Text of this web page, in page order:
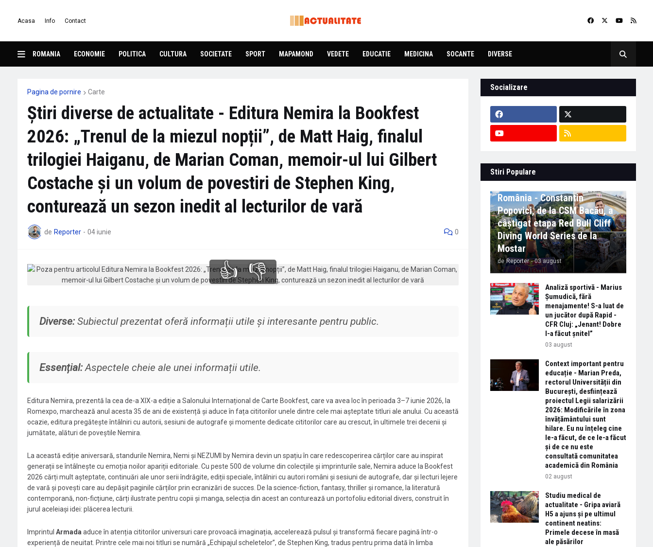
Acasa Info Contact
ROMANIA ECONOMIE POLITICA CULTURA SOCIETATE SPORT MAPAMOND VEDETE EDUCATIE MEDICINA SOCANTE DIVERSE
Pagina de pornire Carte
Știri diverse de actualitate - Editura Nemira la Bookfest
2026: „Trenul de la miezul nopții”, de Matt Haig, finalul
trilogiei Haiganu, de Marian Coman, memoir-ul lui Gilbert
Costache și un volum de povestiri de Stephen King,
conturează un sezon inedit al lecturilor de vară
de Reporter - 04 iunie 0
👍 👎
Diverse:Subiectul prezentat oferă informații utile și interesante pentru public.
Essențial:Aspectele cheie ale unei informații utile.
Editura Nemira, prezentă la cea de-a XIX-a ediție a Salonului Internațional de Carte Bookfest, care va avea loc în perioada 3–7 iunie 2026, la
Romexpo, marchează anul acesta 35 de ani de existență și aduce în fața cititorilor unele dintre cele mai așteptate titluri ale anului. Cu această
ocazie, editura pregătește întâlniri cu autorii, sesiuni de autografe și momente dedicate cititorilor care au crescut, în ultimele trei decenii și
jumătate, alături de poveștile Nemira.
La această ediție aniversară, standurile Nemira, Nemi și NEZUMI by Nemira devin un spațiu în care redescoperirea cărților care au inspirat
generații se întâlnește cu emoția noilor apariții editoriale. Cu peste 500 de volume din colecțiile și imprinturile sale, Nemira aduce la Bookfest
2026 cărți mult așteptate, continuări ale unor serii îndrăgite, ediții speciale, întâlniri cu autori români și sesiuni de autografe, dar și lecturi lejere
de vară și povești care au depășit paginile cărților prin ecranizări de succes. De la science-fiction, fantasy, thriller și romance, la literatură
contemporană, non-ficțiune, cărți ilustrate pentru copii și manga, selecția din acest an conturează un portofoliu editorial divers, construit în
jurul aceleiași idei: plăcerea lecturii.
Imprintul Armada aduce în atenția cititorilor universuri care provoacă imaginația, accelerează pulsul și transformă fiecare pagină într-o
experiență de neuitat. Printre cele mai noi titluri se numără „Echipajul scheletelor”, de Stephen King, tradus pentru prima dată în limba
Socializare
Stiri Populare
România - Constantin
Popovici, de la CSM Bacău, a
câștigat etapa Red Bull Cliff
Diving World Series de la
Mostar
de Reporter - 03 august
Analiză sportivă - Marius
Șumudică, fără
menajamente! S-a luat de
un jucător după Rapid -
CFR Cluj: „Jenant! Dobre
l-a făcut șnitel”
03 august
Context important pentru
educație - Marian Preda,
rectorul Universității din
București, desființează
proiectul Legii salarizării
2026: Modificările în zona
învățământului sunt
hilare. Eu nu înțeleg cine
le-a făcut, de ce le-a făcut
și de ce nu este
consultată comunitatea
academică din România
02 august
Studiu medical de
actualitate - Gripa aviară
H5 a ajuns și pe ultimul
continent neatins:
Primele decese în masă
ale păsărilor